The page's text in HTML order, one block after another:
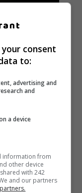
consent
to:
advertising and
and
a device
information from
other device
with 242
and our partners